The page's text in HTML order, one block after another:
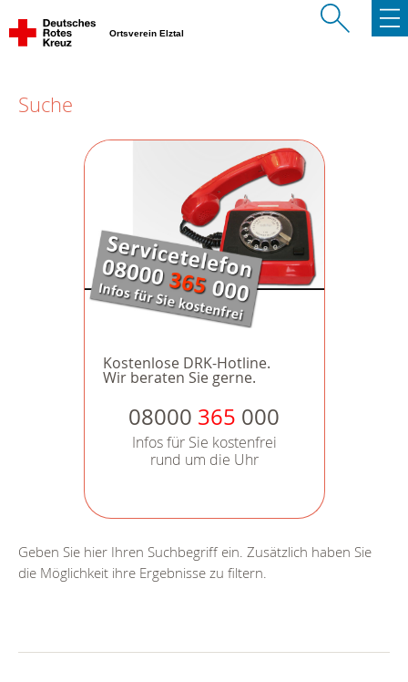
Ortsverein Elztal
Suche
Kostenlose DRK-Hotline.
Wir beraten Sie gerne.
08000 365 000
Infos für Sie kostenfrei
rund um die Uhr
Geben Sie hier Ihren Suchbegriff ein. Zusätzlich haben Sie
die Möglichkeit ihre Ergebnisse zu filtern.